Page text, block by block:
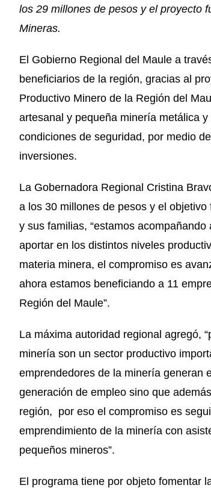
los 29 millones de pesos y el proyecto
Mineras.
El Gobierno Regional del Maule a
beneficiarios de la región, gracias al
Productivo Minero de la Región del
artesanal y pequeña minería metálica
condiciones de seguridad, por medio
inversiones.
La Gobernadora Regional Cristina
a los 30 millones de pesos y el
y sus familias, “estamos
aportar en los distintos niveles
materia minera, el compromiso es
ahora estamos beneficiando a 11
Región del Maule”.
La máxima autoridad regional agregó,
minería son un sector productivo
emprendedores de la minería generan
generación de empleo sino que
región, por eso el compromiso es
emprendimiento de la minería con
pequeños mineros”.
El programa tiene por objeto fomentar